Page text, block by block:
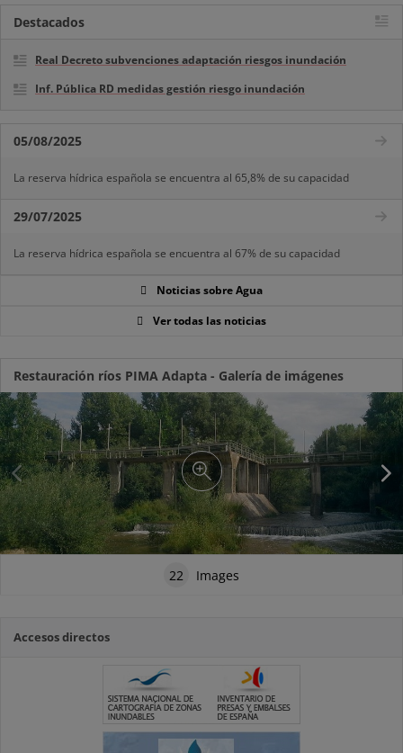
Destacados
Real Decreto subvenciones adaptación riesgos inundación
Inf. Pública RD medidas gestión riesgo inundación
05/08/2025
La reserva hídrica española se encuentra al 65,8% de su capacidad
29/07/2025
La reserva hídrica española se encuentra al 67% de su capacidad
Noticias sobre Agua
Ver todas las noticias
Restauración ríos PIMA Adapta - Galería de imágenes
22 Images
Accesos directos